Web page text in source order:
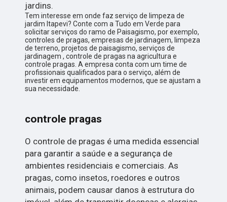
jardins.
Tem interesse em onde faz serviço de limpeza de
jardim Itapevi? Conte com a Tudo em Verde para
solicitar serviços do ramo de Paisagismo, por exemplo,
controles de pragas, empresas de jardinagem, limpeza
de terreno, projetos de paisagismo, serviços de
jardinagem , controle de pragas na agricultura e
controle pragas. A empresa conta com um time de
profissionais qualificados para o serviço, além de
investir em equipamentos modernos, que se ajustam a
sua necessidade.
controle pragas
O controle de pragas é uma medida essencial
para garantir a saúde e a segurança de
ambientes residenciais e comerciais. As
pragas, como insetos, roedores e outros
animais, podem causar danos à estrutura do